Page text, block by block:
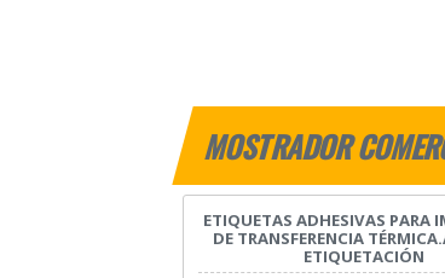
MOSTRADOR
ETIQUETAS ADHESIVAS PARA
DE TRANSFERENCIA
ETIQUETACIÓN